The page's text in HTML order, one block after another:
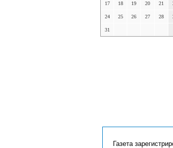
17 18 19 20 21
24 25 26 27 28
31
Газета